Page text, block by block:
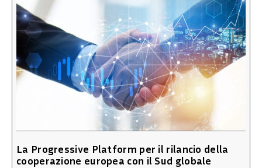
La Progressive Platform per il rilancio della
cooperazione europea con il Sud globale